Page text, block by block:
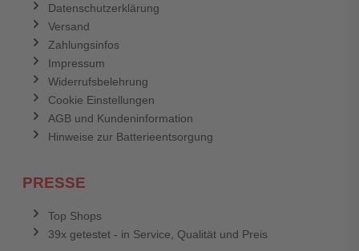
Datenschutzerklärung
Versand
Zahlungsinfos
Impressum
Widerrufsbelehrung
Cookie Einstellungen
AGB und Kundeninformation
Hinweise zur Batterieentsorgung
PRESSE
Top Shops
39x getestet - in Service, Qualität und Preis